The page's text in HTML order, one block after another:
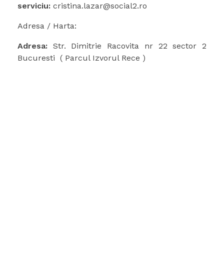
serviciu: cristina.lazar@social2.ro
Adresa / Harta:
Adresa: Str. Dimitrie Racovita nr 22 sector 2
Bucuresti ( Parcul Izvorul Rece )